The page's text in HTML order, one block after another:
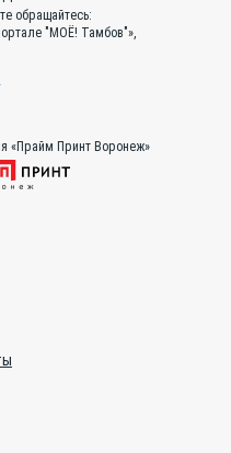
обращайтесь:
"МОЁ! Тамбов"»,
«Прайм Принт Воронеж»